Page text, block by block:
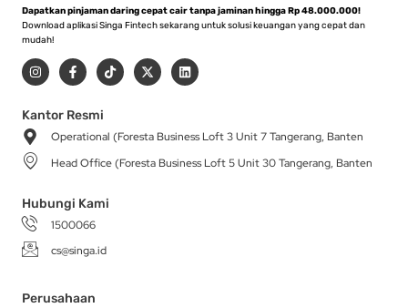
Dapatkan pinjaman daring cepat cair tanpa jaminan hingga Rp 48.000.000!
Download aplikasi Singa Fintech sekarang untuk solusi keuangan yang cepat dan
mudah!
I
n
s
a
g
r
a
m
F
a
c
b
o
-
T
i
k
X
-
t
t
r
L
i
n
i
Kantor Resmi
Operational (Foresta Business Loft 3 Unit 7 Tangerang, Banten
Head Office (Foresta Business Loft 5 Unit 30 Tangerang, Banten
Hubungi Kami
1500066
cs@singa.id
Perusahaan